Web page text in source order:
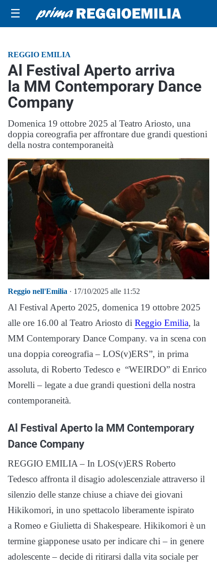
☰
REGGIO EMILIA
Al Festival Aperto arriva
la MM Contemporary Dance
Company
Domenica 19 ottobre 2025 al Teatro Ariosto, una
doppia coreografia per affrontare due grandi questioni
della nostra contemporaneità
Reggio nell'Emilia · 17/10/2025 alle 11:52
Al Festival Aperto 2025, domenica 19 ottobre 2025
alle ore 16.00 al Teatro Ariosto di Reggio Emilia, la
MM Contemporary Dance Company. va in scena con
una doppia coreografia – LOS(v)ERS”, in prima
assoluta, di Roberto Tedesco e “WEIRDO” di Enrico
Morelli – legate a due grandi questioni della nostra
contemporaneità.
Al Festival Aperto la MM Contemporary
Dance Company
REGGIO EMILIA – In LOS(v)ERS Roberto
Tedesco affronta il disagio adolescenziale attraverso il
silenzio delle stanze chiuse a chiave dei giovani
Hikikomori, in uno spettacolo liberamente ispirato
a Romeo e Giulietta di Shakespeare. Hikikomori è un
termine giapponese usato per indicare chi – in genere
adolescente – decide di ritirarsi dalla vita sociale per